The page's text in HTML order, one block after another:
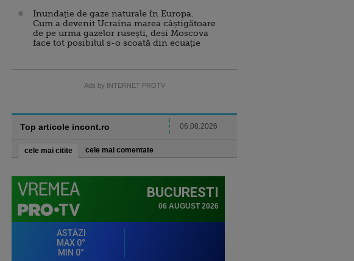
Inundație de gaze naturale în Europa.
Cum a devenit Ucraina marea câștigătoare
de pe urma gazelor rusești, deși Moscova
face tot posibilul s-o scoată din ecuație
Ads by INTERNET PROTV
Top articole incont.ro 06.08.2026
cele mai citite cele mai comentate